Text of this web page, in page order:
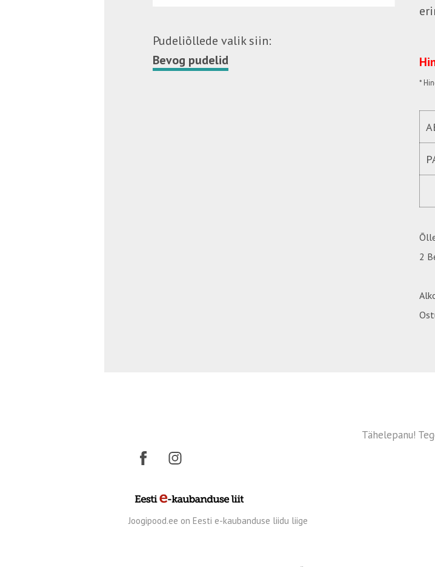
Pudeliõllede valik siin:
Bevog pudelid
*
2
Tähelepanu!
Joogipood.ee on Eesti e-kaubanduse liidu liige